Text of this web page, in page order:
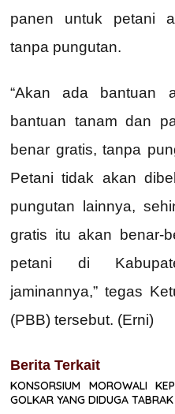
panen untuk petani
tanpa pungutan.
“Akan ada bantuan
bantuan tanam dan
benar gratis, tanpa
Petani tidak akan
pungutan lainnya,
gratis itu akan benar-
petani di
jaminannya,” tegas
(PBB) tersebut. (Erni)
Berita Terkait
KONSORSIUM MOROWALI
GOLKAR YANG DIDUGA